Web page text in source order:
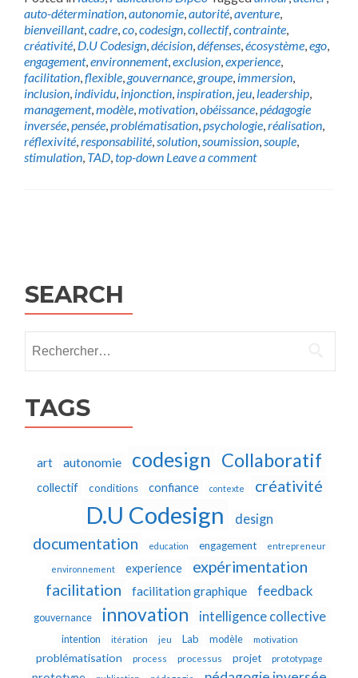
auto-détermination,autonomie,autorité,aventure,
bienveillant,cadre,co,codesign,collectif,contrainte,
créativité, D.U Codesign,décision,défenses,écosystème,ego,
engagement,environnement,exclusion,experience,
facilitation,flexible,gouvernance,groupe, immersion,
inclusion, individu, injonction, inspiration, jeu, leadership,
management,modèle,motivation,obéissance,pédagogie
inversée,pensée,problématisation,psychologie,réalisation,
réflexivité,responsabilité,solution,soumission,souple,
stimulation, TAD,top-down Leave a comment
SEARCH
TAGS
art autonomie codesign Collaboratif
collectif conditions confiance contexte créativité
D.U Codesign design
documentation education engagement entrepreneur
environnement experience
expérimentation
facilitation
facilitation graphique feedback
gouvernance innovation intelligence collective
intention itération jeu Lab modèle motivation
problématisation process processus projet prototypage